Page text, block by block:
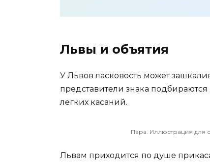
Львы и объятия
У Львов ласковость может
представители знака
легких касаний.
Пара. Иллюстрация для
Львам приходится по душе